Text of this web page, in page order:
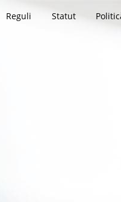
Reguli Statut